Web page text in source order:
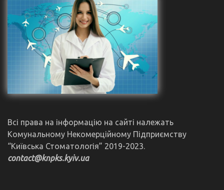
Всі права на інформацію на сайті належать
Комунальному Некомерційному Підприємству
“Київська Стоматологія” 2019-2023.
contact@knpks.kyiv.ua